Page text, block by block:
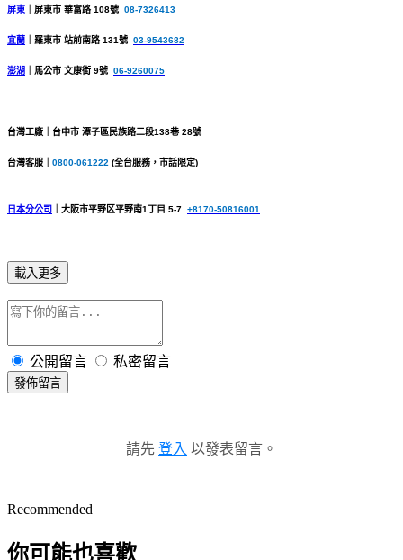
屏東 屏東市 華富路 108號 08-7326413
宜蘭 羅東市 站前南路 131號 03-9543682
澎湖 馬公市 文康街 9號 06-9260075
台灣工廠 台中市 潭子區民族路二段138巷 28號
台灣客服 0800-061222 (全台服務，市話限定)
日本分公司 大阪市平野区平野南1丁目 5-7 +8170-50816001
載入更多
公開留言 私密留言
發佈留言
請先 登入 以發表留言。
Recommended
你可能也喜歡